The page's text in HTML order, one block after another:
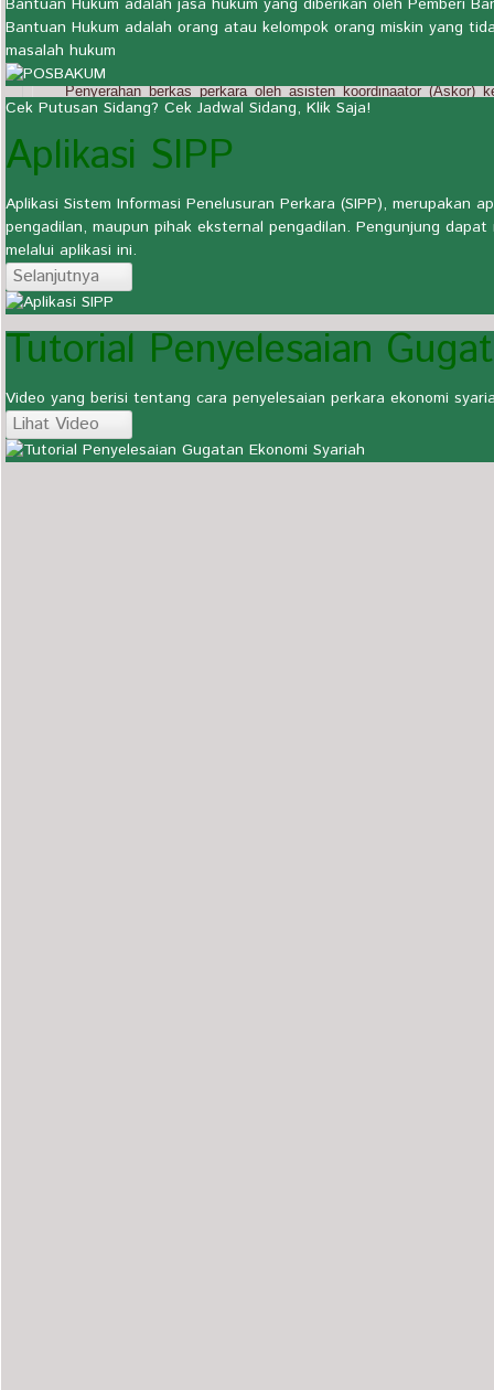
Bantuan Hukum adalah jasa hukum yang diberikan oleh Pemberi
Bantuan Hukum adalah orang atau kelompok orang miskin yang
masalah hukum
Cek Putusan Sidang? Cek Jadwal Sidang, Klik Saja!
Aplikasi SIPP
Aplikasi Sistem Informasi Penelusuran Perkara (SIPP),
pengadilan, maupun pihak eksternal pengadilan. Pengunjung
melalui aplikasi ini.
Selanjutnya
Tutorial Penyelesaian
Video yang berisi tentang cara penyelesaian perkara ekonomi
Lihat Video
3.
Ketua Mahkamah Agung menetapkan tim dan selanjutnya
akan memeriksa perkara PK.
4.
Penyerahan berkas perkara oleh asisten koordinaator (Askor)
menangani perkara PK tersebut.
5.
Panitera pengganti mendistribusikan berkas perkara ke Majelis
dan pembaca 3) untuk diberi pendapat.
6. Majelis Hakim Agung memutus perkara.
7.
Mahkamah Agung mengirimkan salinan putusan kepada para
menerima permohonan PK.